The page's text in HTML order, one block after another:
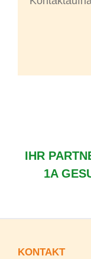
IHR
1A
KONTAKT